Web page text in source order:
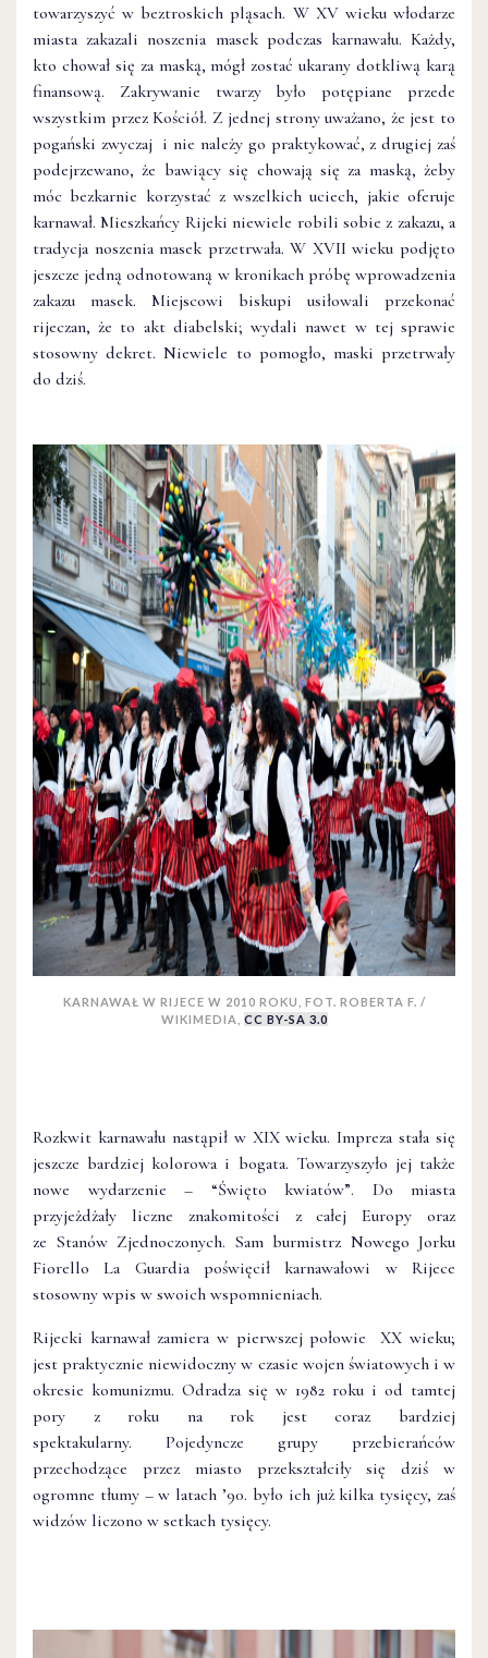
towarzyszyć w beztroskich pląsach. W XV wieku włodarze
miasta zakazali noszenia masek podczas karnawału. Każdy,
kto chował się za maską, mógł zostać ukarany dotkliwą karą
finansową. Zakrywanie twarzy było potępiane przede
wszystkim przez Kościół. Z jednej strony uważano, że jest to
pogański zwyczaj i nie należy go praktykować, z drugiej zaś
podejrzewano, że bawiący się chowają się za maską, żeby
móc bezkarnie korzystać z wszelkich uciech, jakie oferuje
karnawał. Mieszkańcy Rijeki niewiele robili sobie z zakazu, a
tradycja noszenia masek przetrwała. W XVII wieku podjęto
jeszcze jedną odnotowaną w kronikach próbę wprowadzenia
zakazu masek. Miejscowi biskupi usiłowali przekonać
rijeczan, że to akt diabelski; wydali nawet w tej sprawie
stosowny dekret. Niewiele to pomogło, maski przetrwały
do dziś.
KARNAWAŁ W RIJECE W 2010 ROKU, FOT. ROBERTA F. /
WIKIMEDIA, CC BY-SA 3.0
Rozkwit karnawału nastąpił w XIX wieku. Impreza stała się
jeszcze bardziej kolorowa i bogata. Towarzyszyło jej także
nowe wydarzenie – “Święto kwiatów”. Do miasta
przyjeżdżały liczne znakomitości z całej Europy oraz
ze Stanów Zjednoczonych. Sam burmistrz Nowego Jorku
Fiorello La Guardia poświęcił karnawałowi w Rijece
stosowny wpis w swoich wspomnieniach.
Rijecki karnawał zamiera w pierwszej połowie XX wieku;
jest praktycznie niewidoczny w czasie wojen światowych i w
okresie komunizmu. Odradza się w 1982 roku i od tamtej
pory z roku na rok jest coraz bardziej
spektakularny. Pojedyncze grupy przebierańców
przechodzące przez miasto przekształciły się dziś w
ogromne tłumy – w latach ’90. było ich już kilka tysięcy, zaś
widzów liczono w setkach tysięcy.